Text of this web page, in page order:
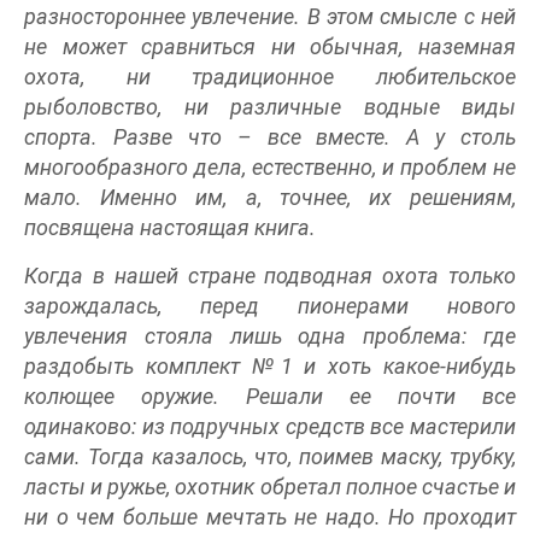
разностороннее увлечение. В этом смысле с ней
не может сравниться ни обычная, наземная
охота, ни традиционное любительское
рыболовство, ни различные водные виды
спорта. Разве что – все вместе. А у столь
многообразного дела, естественно, и проблем не
мало. Именно им, а, точнее, их решениям,
посвящена настоящая книга.
Когда в нашей стране подводная охота только
зарождалась, перед пионерами нового
увлечения стояла лишь одна проблема: где
раздобыть комплект №1 и хоть какое-нибудь
колющее оружие. Решали ее почти все
одинаково: из подручных средств все мастерили
сами. Тогда казалось, что, поимев маску, трубку,
ласты и ружье, охотник обретал полное счастье и
ни о чем больше мечтать не надо. Но проходит